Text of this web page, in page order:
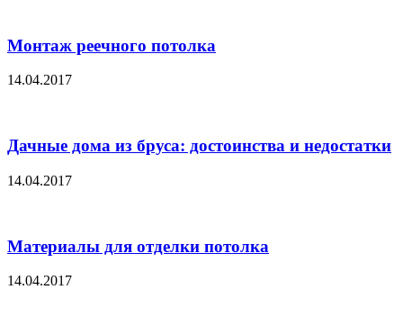
Монтаж реечного потолка
14.04.2017
Дачные дома из бруса: достоинства и недостатки
14.04.2017
Материалы для отделки потолка
14.04.2017